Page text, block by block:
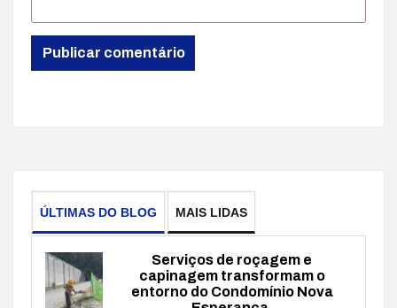
ÚLTIMAS DO BLOG MAIS LIDAS
Serviços de roçagem e
capinagem transformam o
entorno do Condomínio Nova